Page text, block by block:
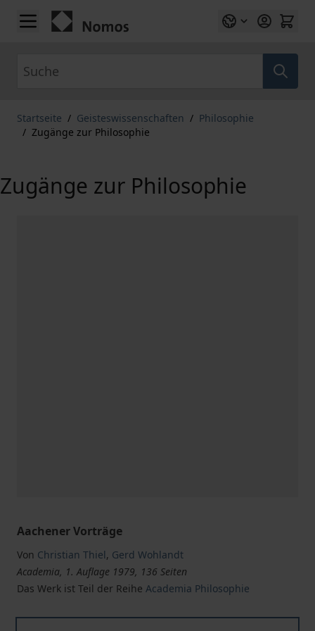
Zum Inhalt springen
Startseite / Geisteswissenschaften / Philosophie
/ Zugänge zur Philosophie
Zugänge zur Philosophie
Aachener Vorträge
Von Christian Thiel, Gerd Wohlandt
Academia, 1. Auflage 1979, 136 Seiten
Das Werk ist Teil der Reihe Academia Philosophie